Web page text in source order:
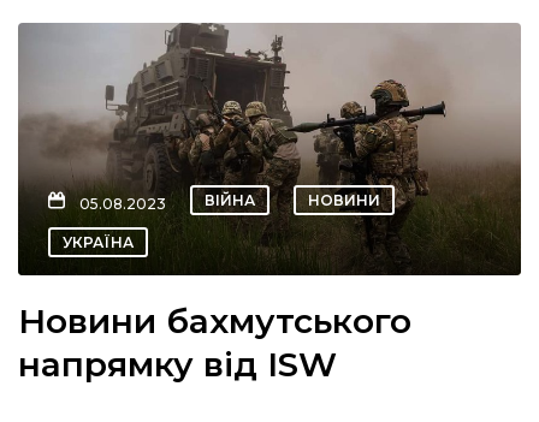
новини
05.08.2023 ВІЙНА НОВИНИ
УКРАЇНА
Новини бахмутського
напрямку від ISW